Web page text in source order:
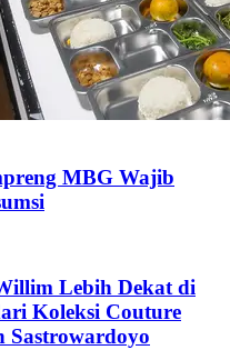
MBG Wajib
Lebih Dekat di
Koleksi Couture
Sastrowardoyo